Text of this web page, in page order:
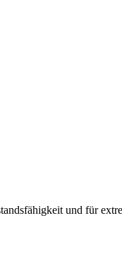
und für